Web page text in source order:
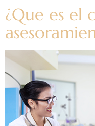
¿Que es el